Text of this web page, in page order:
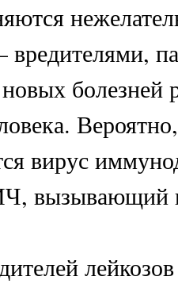
болезней
вирус
вызывающий
лейкозов